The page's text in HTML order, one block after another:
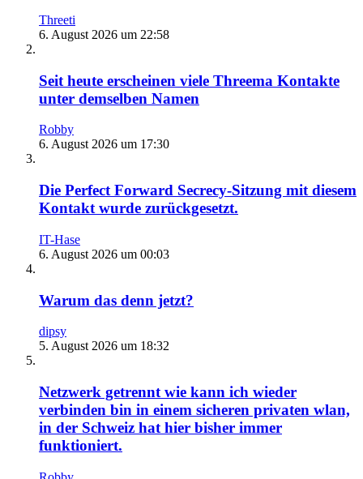
Threeti
6. August 2026 um 22:58
Seit heute erscheinen viele Threema Kontakte
unter demselben Namen
Robby
6. August 2026 um 17:30
Die Perfect Forward Secrecy-Sitzung mit diesem
Kontakt wurde zurückgesetzt.
IT-Hase
6. August 2026 um 00:03
Warum das denn jetzt?
dipsy
5. August 2026 um 18:32
Netzwerk getrennt wie kann ich wieder
verbinden bin in einem sicheren privaten wlan,
in der Schweiz hat hier bisher immer
funktioniert.